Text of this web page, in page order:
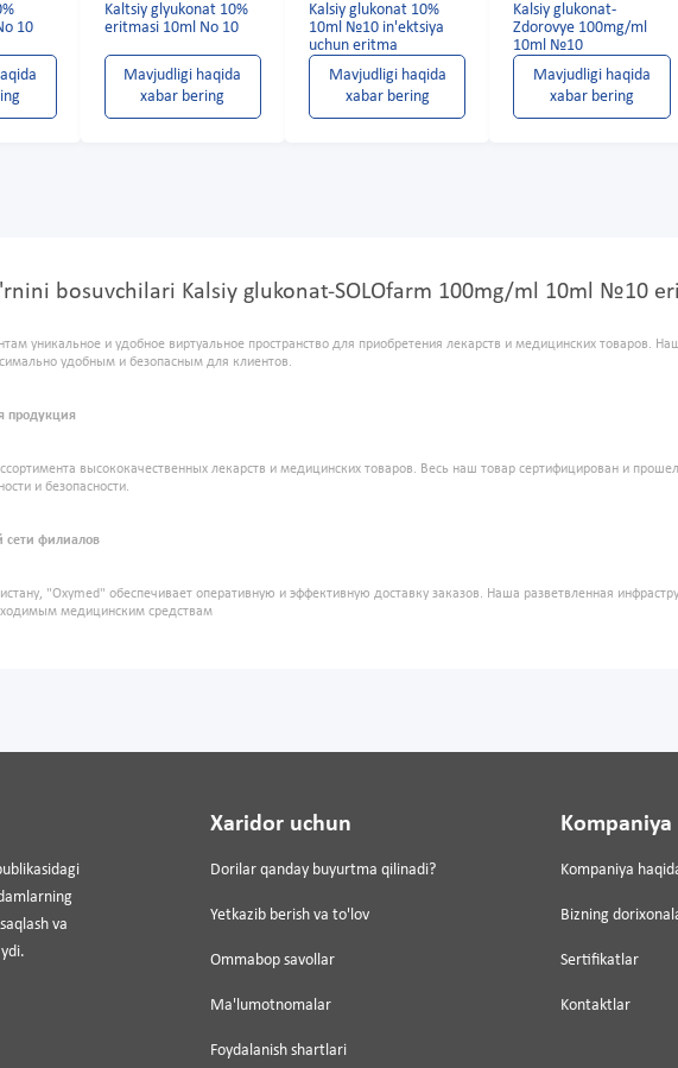
10
Kaltsiy glyukonat 10%
eritmasi 10ml No 10
Mavjudligi haqida
xabar bering
Kalsiy glukonat 10%
10ml №10 in'ektsiya
uchun eritma
Mavjudligi haqida
xabar bering
Kalsiy glukonat-
Zdorovye 100mg/ml
10ml №10
Mavjudligi haqida
xabar bering
bosuvchilari Kalsiy glukonat-SOLOfarm 100mg/ml 10ml №10
уникальное и удобное виртуальное пространство для приобретения лекарств и медицинских товаров.
удобным и безопасным для клиентов.
продукция
высококачественных лекарств и медицинских товаров. Весь наш товар сертифицирован и
и безопасности.
сети филиалов
"Oxymed" обеспечивает оперативную и эффективную доставку заказов. Наша разветвленная
медицинским средствам
va
Xaridor uchun
Dorilar qanday buyurtma qilinadi?
Yetkazib berish va to'lov
Ommabop savollar
Ma'lumotnomalar
Foydalanish shartlari
Kompaniya
Kompaniya
Bizning
Sertifikatlar
Kontaktlar